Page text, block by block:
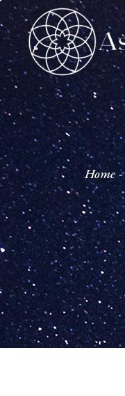
Skip
the
content
Home